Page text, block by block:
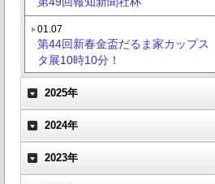
01.07
第44回新春金盃だるま家カップス
タ展10時10分！
2025年
2024年
2023年